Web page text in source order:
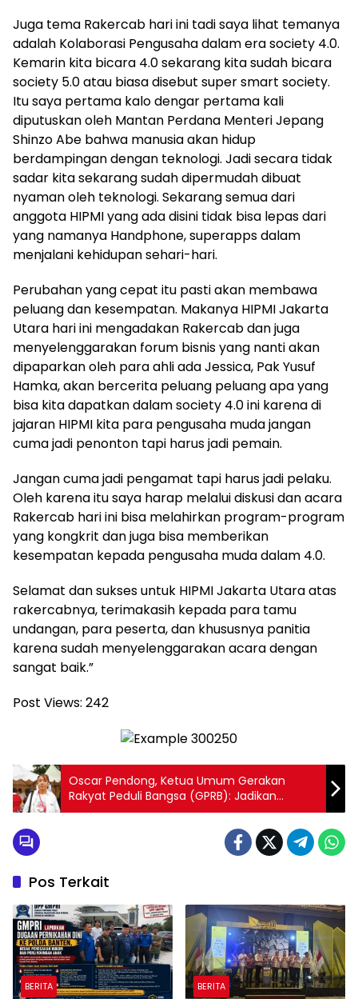
Juga tema Rakercab hari ini tadi saya lihat temanya
adalah Kolaborasi Pengusaha dalam era society 4.0.
Kemarin kita bicara 4.0 sekarang kita sudah bicara
society 5.0 atau biasa disebut super smart society.
Itu saya pertama kalo dengar pertama kali
diputuskan oleh Mantan Perdana Menteri Jepang
Shinzo Abe bahwa manusia akan hidup
berdampingan dengan teknologi. Jadi secara tidak
sadar kita sekarang sudah dipermudah dibuat
nyaman oleh teknologi. Sekarang semua dari
anggota HIPMI yang ada disini tidak bisa lepas dari
yang namanya Handphone, superapps dalam
menjalani kehidupan sehari-hari.
Perubahan yang cepat itu pasti akan membawa
peluang dan kesempatan. Makanya HIPMI Jakarta
Utara hari ini mengadakan Rakercab dan juga
menyelenggarakan forum bisnis yang nanti akan
dipaparkan oleh para ahli ada Jessica, Pak Yusuf
Hamka, akan bercerita peluang peluang apa yang
bisa kita dapatkan dalam society 4.0 ini karena di
jajaran HIPMI kita para pengusaha muda jangan
cuma jadi penonton tapi harus jadi pemain.
Jangan cuma jadi pengamat tapi harus jadi pelaku.
Oleh karena itu saya harap melalui diskusi dan acara
Rakercab hari ini bisa melahirkan program-program
yang kongkrit dan juga bisa memberikan
kesempatan kepada pengusaha muda dalam 4.0.
Selamat dan sukses untuk HIPMI Jakarta Utara atas
rakercabnya, terimakasih kepada para tamu
undangan, para peserta, dan khususnya panitia
karena sudah menyelenggarakan acara dengan
sangat baik.”
Post Views: 242
Oscar Pendong, Ketua Umum Gerakan
Rakyat Peduli Bangsa (GPRB): Jadikan
Momentum Perayaan HUT RI untuk
Meningkatkan Semangat Nasionalisme,
Persatuan Nasional, Gotong-Royong dan
Pos Terkait
BERITA BERITA